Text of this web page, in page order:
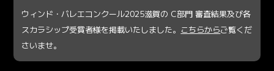
ウィンド・バレエコンクール2025滋賀の C部門 審査結果及び各
スカラシップ受賞者様を掲載いたしました。 こちらからご覧くだ
さいませ。